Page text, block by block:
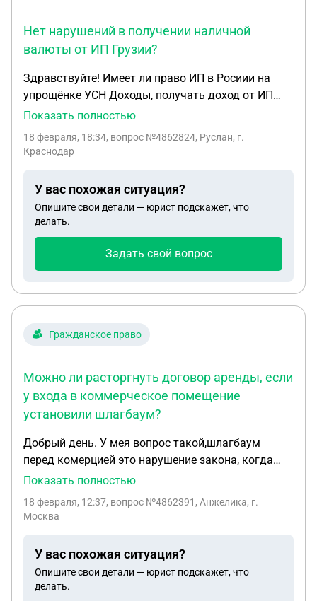
Нет нарушений в получении наличной
валюты от ИП Грузии?
Здравствуйте! Имеет ли право ИП в Росиии на
упрощёнке УСН Доходы, получать доход от ИП
Грузии, открытые одним и тем же субъектом,
уже уплаченные в Грузии налоги? 2. Нет
Показать полностью
18 февраля, 18:34, вопрос №4862824, Руслан, г.
Краснодар
У вас похожая ситуация?
Опишите свои детали — юрист подскажет, что
делать.
Задать свой вопрос
Гражданское право
Можно ли расторгнуть договор аренды, если
у входа в коммерческое помещение
установили шлагбаум?
Добрый день. У мея вопрос такой,шлагбаум
перед комерцией это нарушение закона, когда
заключали договор сказали уберут.а счас
может никто заехать в магазин..мы можем
Показать полностью
18 февраля, 12:37, вопрос №4862391, Анжелика, г.
Москва
У вас похожая ситуация?
Опишите свои детали — юрист подскажет, что
делать.